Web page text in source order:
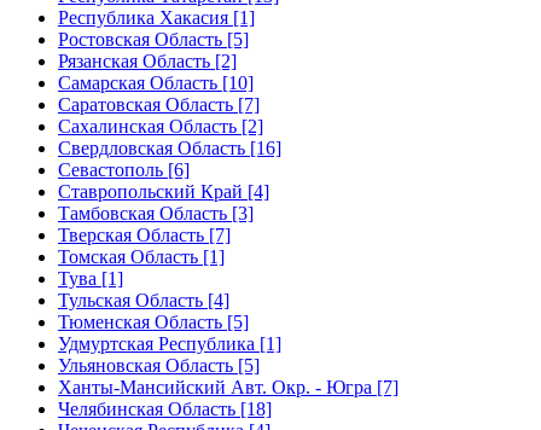
Республика Хакасия [1]
Ростовская Область [5]
Рязанская Область [2]
Самарская Область [10]
Саратовская Область [7]
Сахалинская Область [2]
Свердловская Область [16]
Севастополь [6]
Ставропольский Край [4]
Тамбовская Область [3]
Тверская Область [7]
Томская Область [1]
Тува [1]
Тульская Область [4]
Тюменская Область [5]
Удмуртская Республика [1]
Ульяновская Область [5]
Ханты-Мансийский Авт. Окр. - Югра [7]
Челябинская Область [18]